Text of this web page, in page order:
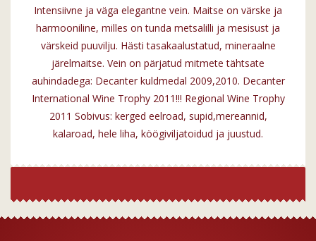
Intensiivne ja väga elegantne vein. Maitse on värske ja
harmooniline, milles on tunda metsalilli ja mesisust ja
värskeid puuvilju. Hästi tasakaalustatud, mineraalne
järelmaitse. Vein on pärjatud mitmete tähtsate
auhindadega: Decanter kuldmedal 2009,2010. Decanter
International Wine Trophy 2011!!! Regional Wine Trophy
2011 Sobivus: kerged eelroad, supid,mereannid,
kalaroad, hele liha, köögiviljatoidud ja juustud.